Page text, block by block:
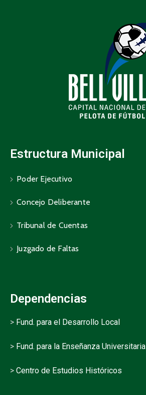
Estructura Municipal
Poder Ejecutivo
Concejo Deliberante
Tribunal de Cuentas
Juzgado de Faltas
Dependencias
> Fund. para el Desarrollo Local
> Fund. para la Enseñanza Universitaria
> Centro de Estudios Históricos